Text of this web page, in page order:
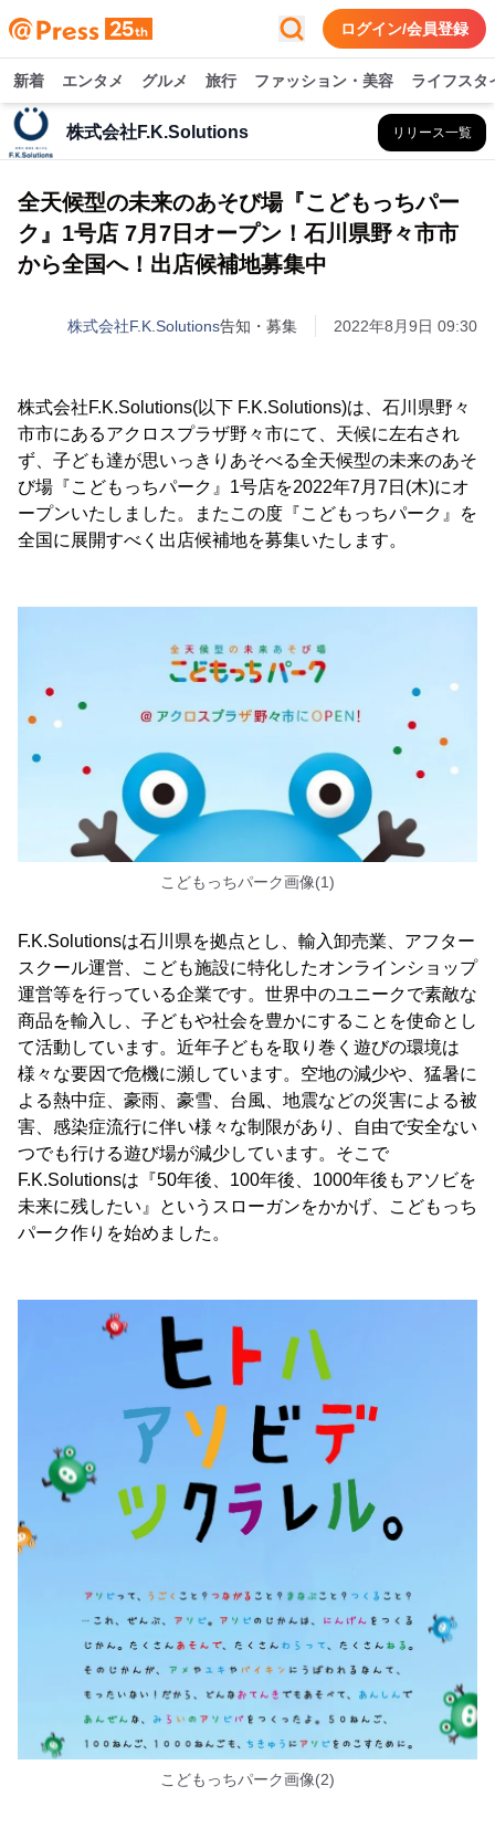
ログイン/会員登録
新着 エンタメ グルメ 旅行 ファッション・美容 ライフスタ
株式会社F.K.Solutions リリース一覧
全天候型の未来のあそび場『こどもっちパー
ク』1号店 7月7日オープン！石川県野々市市
から全国へ！出店候補地募集中
株式会社F.K.Solutions告知・募集 2022年8月9日 09:30
株式会社F.K.Solutions(以下 F.K.Solutions)は、石川県野々
市市にあるアクロスプラザ野々市にて、天候に左右され
ず、子ども達が思いっきりあそべる全天候型の未来のあそ
び場『こどもっちパーク』1号店を2022年7月7日(木)にオ
ープンいたしました。またこの度『こどもっちパーク』を
全国に展開すべく出店候補地を募集いたします。
こどもっちパーク画像(1)
F.K.Solutionsは石川県を拠点とし、輸入卸売業、アフター
スクール運営、こども施設に特化したオンラインショップ
運営等を行っている企業です。世界中のユニークで素敵な
商品を輸入し、子どもや社会を豊かにすることを使命とし
て活動しています。近年子どもを取り巻く遊びの環境は
様々な要因で危機に瀕しています。空地の減少や、猛暑に
よる熱中症、豪雨、豪雪、台風、地震などの災害による被
害、感染症流行に伴い様々な制限があり、自由で安全ない
つでも行ける遊び場が減少しています。そこで
F.K.Solutionsは『50年後、100年後、1000年後もアソビを
未来に残したい』というスローガンをかかげ、こどもっち
パーク作りを始めました。
こどもっちパーク画像(2)